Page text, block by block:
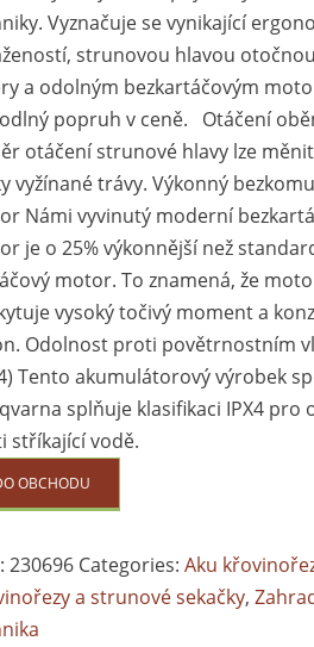
Vyznačuje se vynikající
strunovou hlavou
a odolným bezkartáčovým
popruh v ceně. Otáčení
otáčení strunové hlavy lze
vyžínané trávy. Výkonný
Námi vyvinutý moderní
je o 25% výkonnější než
motor. To znamená, že
vysoký točivý moment a
Odolnost proti povětrnostním
Tento akumulátorový výrobek
splňuje klasifikaci IPX4 pro
stříkající vodě.
OBCHODU
230696 Categories:Aku
a strunové sekačky,